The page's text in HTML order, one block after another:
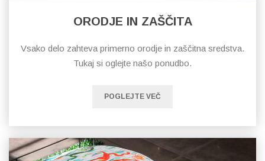
ORODJE IN ZAŠČITA
Vsako delo zahteva primerno orodje in zaščitna sredstva.
Tukaj si oglejte našo ponudbo.
POGLEJTE VEČ